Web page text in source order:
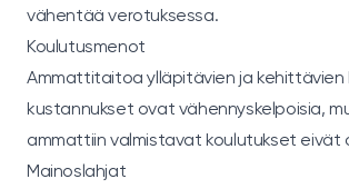
vähentää verotuksessa.
Koulutusmenot
Ammattitaitoa ylläpitävien ja kehittävien
kustannukset ovat vähennyskelpoisia,
ammattiin valmistavat koulutukset eivät
Mainoslahjat